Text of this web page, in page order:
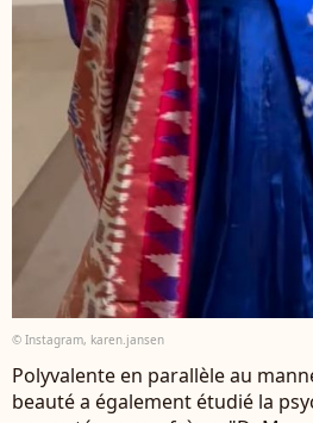
© Instagram, karen.jansen
Polyvalente en parallèle au
beauté a également étudié la